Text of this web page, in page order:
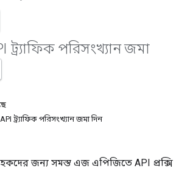
ট্র্যাফিক পরিসংখ্যান জমা
ট্র্যাফিক পরিসংখ্যান জমা দিন
জন্য সমস্ত এজ এপিজিতে API প্রক্সি